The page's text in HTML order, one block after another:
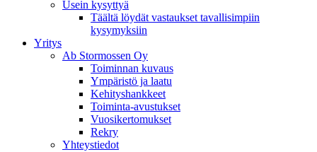
Usein kysyttyä
Täältä löydät vastaukset tavallisimpiin
kysymyksiin
Yritys
Ab Stormossen Oy
Toiminnan kuvaus
Ympäristö ja laatu
Kehityshankkeet
Toiminta-avustukset
Vuosikertomukset
Rekry
Yhteystiedot